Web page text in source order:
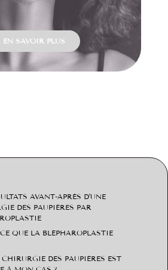
EN SAVOIR PLUS
AVANT-APRÈS D'UNE
DES PAUPIÈRES PAR
CE QUE LA BLÉPHAROPLASTIE
CHIRURGIE DES PAUPIÈRES EST